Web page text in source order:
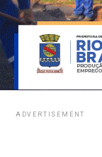
ADVERTISEMENT